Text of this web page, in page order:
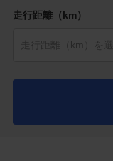
走行距離（km）